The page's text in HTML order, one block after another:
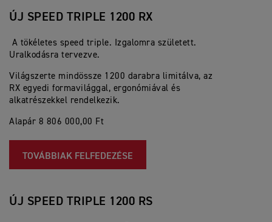
ÚJ SPEED TRIPLE 1200 RX
A tökéletes speed triple. Izgalomra született.
Uralkodásra tervezve.
Világszerte mindössze 1200 darabra limitálva, az
RX egyedi formavilággal, ergonómiával és
alkatrészekkel rendelkezik.
Alapár 8 806 000,00 Ft
TOVÁBBIAK FELFEDEZÉSE
ÚJ SPEED TRIPLE 1200 RS